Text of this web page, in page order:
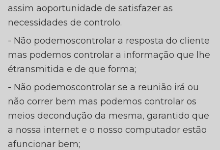
assim aoportunidade de satisfazer as
necessidades de controlo.
- Não podemoscontrolar a resposta do cliente
mas podemos controlar a informação que lhe
étransmitida e de que forma;
- Não podemoscontrolar se a reunião irá ou
não correr bem mas podemos controlar os
meios decondução da mesma, garantido que
a nossa internet e o nosso computador estão
afuncionar bem;